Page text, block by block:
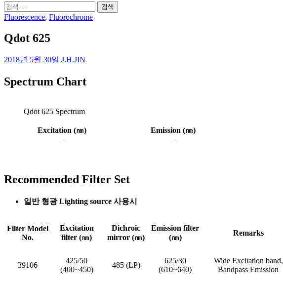
검
색:
Fluorescence, Fluorochrome
Qdot 625
2018년 5월 30일 J.H.JIN
Spectrum Chart
Qdot 625 Spectrum
Excitation (㎚) Emission (㎚)
–
–
Recommended Filter Set
일반 형광 Lighting source 사용시
Filter Model
No.
Excitation
filter (㎚)
Dichroic
mirror (㎚)
Emission filter
(㎚)
Remarks
39106
425/50
(400~450)
485 (LP)
625/30
(610~640)
Wide Excitation band,
Bandpass Emission